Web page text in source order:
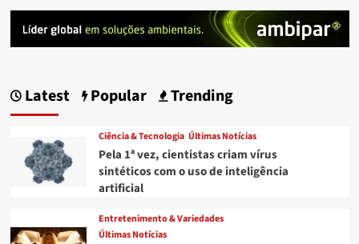
Latest Popular Trending
Ciência & Tecnologia Últimas Notícias
Pela 1ª vez, cientistas criam vírus
sintéticos com o uso de inteligência
artificial
Entretenimento & Variedades
Últimas Notícias